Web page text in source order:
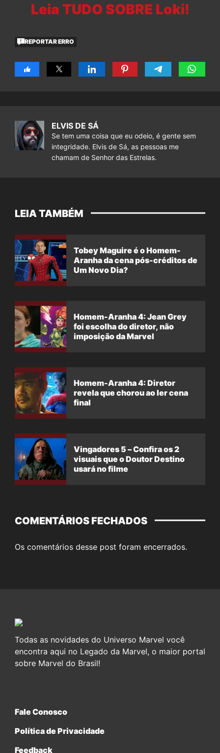
Leia TUDO SOBRE Loki!
REPORTAR ERRO
ELVIS DE SÁ
Se tem uma coisa que eu odeio, é gente sem
integridade. Elvis de Sá, as pessoas me
chamam de Senhor das Estrelas.
LEIA TAMBÉM
Tobey Maguire é o Homem-
Aranha da cena pós-créditos de
Um Novo Dia?
Homem-Aranha 4: Jean Grey
foi escolha do diretor, não
imposição da Marvel
Homem-Aranha 4: Diretor
revela que chorou ao ler cena
final
Vingadores 5 – Confira os 2
visuais que o Doutor Destino
usará no filme
COMENTÁRIOS FECHADOS
Os comentários desse post foram encerrados.
Todas as novidades do Universo Marvel você
encontra aqui no Legado da Marvel, o maior portal
sobre Marvel do Brasil!
Fale Conosco
Política de Privacidade
Feedback